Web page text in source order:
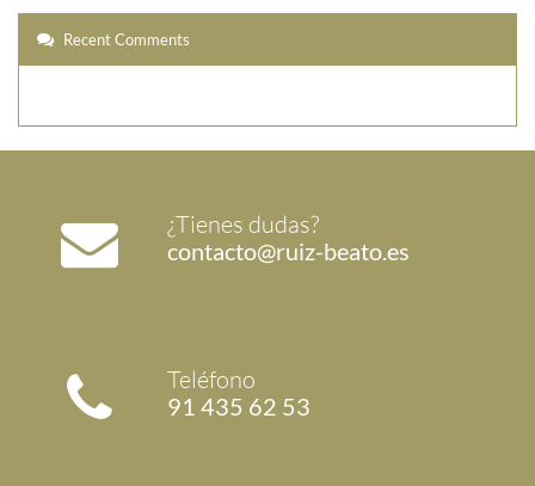
Recent Comments
¿Tienes dudas?
contacto@ruiz-beato.es
Teléfono
91 435 62 53